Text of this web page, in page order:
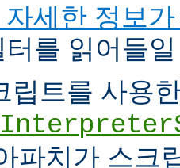
자세한 정보
터를 읽어들
립트를 사용
파치가 스크